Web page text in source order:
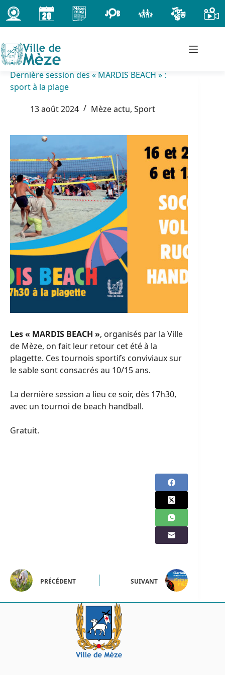
Passer
au
contenu
Dernière session des « MARDIS BEACH » :
sport à la plage
13 août 2024
Mèze actu, Sport
Les « MARDIS BEACH », organisés par la Ville
de Mèze, on fait leur retour cet été à la
plagette. Ces tournois sportifs conviviaux sur
le sable sont consacrés au 10/15 ans.
La dernière session a lieu ce soir, dès 17h30,
avec un tournoi de beach handball.
Gratuit.
PRÉCÉDENT SUIVANT